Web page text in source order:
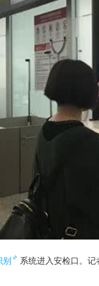
别 系统进入安检口。